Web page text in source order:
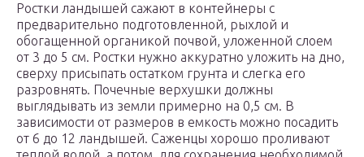
Ростки ландышей сажают в контейнеры с
предварительно подготовленной, рыхлой и
обогащенной органикой почвой, уложенной слоем
от 3 до 5 см. Ростки нужно аккуратно уложить на дно,
сверху присыпать остатком грунта и слегка его
разровнять. Почечные верхушки должны
выглядывать из земли примерно на 0,5 см. В
зависимости от размеров в емкость можно посадить
от 6 до 12 ландышей. Саженцы хорошо проливают